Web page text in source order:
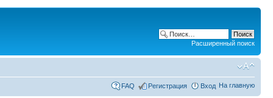
Расширенный поиск
FAQ Регистрация Вход На главную